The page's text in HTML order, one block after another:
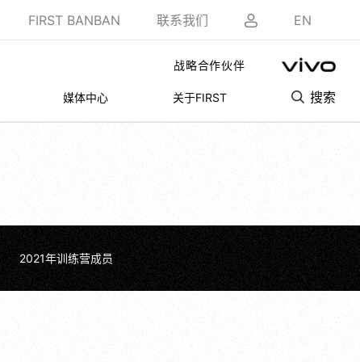
FIRST BANBAN 联系我们 EN
战略合作伙伴
媒体中心 关于FIRST 搜索
2021年训练营成员